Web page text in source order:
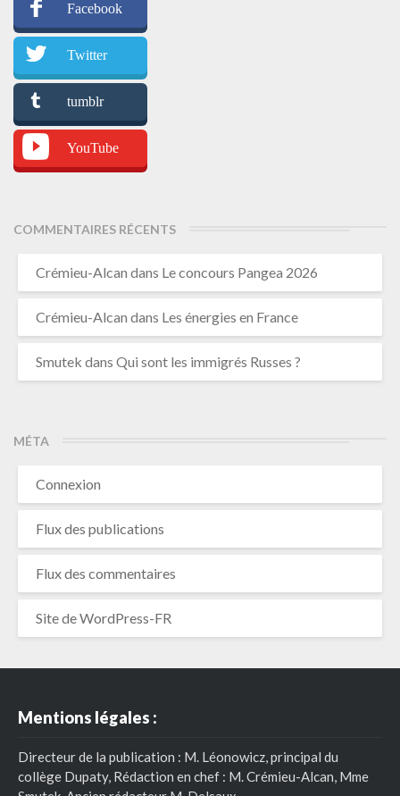
Facebook
Twitter
tumblr
YouTube
COMMENTAIRES RÉCENTS
Crémieu-Alcan dans Le concours Pangea 2026
Crémieu-Alcan dans Les énergies en France
Smutek dans Qui sont les immigrés Russes ?
MÉTA
Connexion
Flux des publications
Flux des commentaires
Site de WordPress-FR
Mentions légales :
Directeur de la publication : M. Léonowicz, principal du
collège Dupaty, Rédaction en chef : M. Crémieu-Alcan, Mme